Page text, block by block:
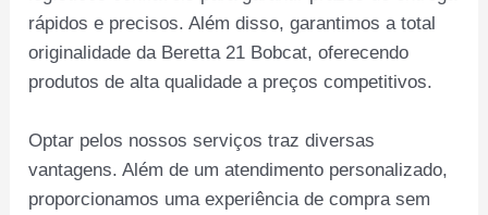
rápidos e precisos. Além disso, garantimos a total
originalidade da Beretta 21 Bobcat, oferecendo
produtos de alta qualidade a preços competitivos.
Optar pelos nossos serviços traz diversas
vantagens. Além de um atendimento personalizado,
proporcionamos uma experiência de compra sem